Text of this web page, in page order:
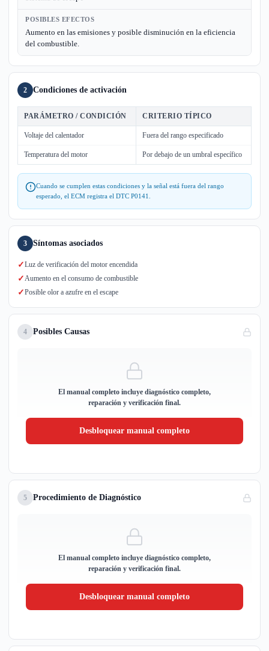
POSIBLES EFECTOS
Aumento en las emisiones y posible disminución en la eficiencia
del combustible.
2 Condiciones de activación
PARÁMETRO / CONDICIÓN CRITERIO TÍPICO
Voltaje del calentador Fuera del rango especificado
Temperatura del motor Por debajo de un umbral específico
Cuando se cumplen estas condiciones y la señal está fuera del rango
esperado, el ECM registra el DTC P0141.
3 Síntomas asociados
✓Luz de verificación del motor encendida
✓Aumento en el consumo de combustible
✓Posible olor a azufre en el escape
4 Posibles Causas
El manual completo incluye diagnóstico completo,
reparación y verificación final.
Desbloquear manual completo
5 Procedimiento de Diagnóstico
El manual completo incluye diagnóstico completo,
reparación y verificación final.
Desbloquear manual completo